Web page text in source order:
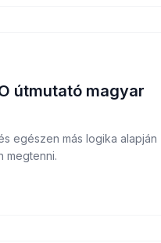
útmutató magyar
egészen más logika alapján
megtenni.